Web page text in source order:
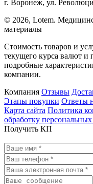
г. Воронеж, ул.
© 2026, Lotem.
материалы
Стоимость товаров и
текущего курса валют и
подробные
компании.
Компания Отзывы
Этапы покупки Ответы
Карта сайта Политика
обработку
Получить КП